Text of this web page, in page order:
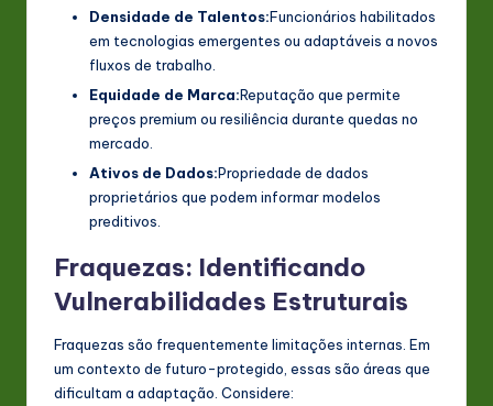
Densidade de Talentos:Funcionários habilitados
em tecnologias emergentes ou adaptáveis a novos
fluxos de trabalho.
Equidade de Marca:Reputação que permite
preços premium ou resiliência durante quedas no
mercado.
Ativos de Dados:Propriedade de dados
proprietários que podem informar modelos
preditivos.
Fraquezas: Identificando
Vulnerabilidades Estruturais
Fraquezas são frequentemente limitações internas. Em
um contexto de futuro-protegido, essas são áreas que
dificultam a adaptação. Considere: